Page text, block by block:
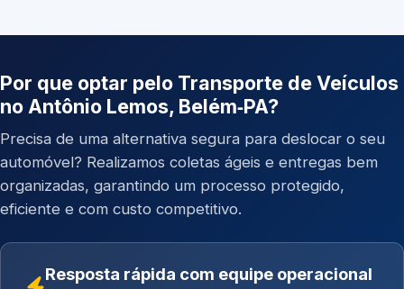
Por que optar pelo Transporte de Veículos
no Antônio Lemos, Belém‑PA?
Precisa de uma alternativa segura para deslocar o seu
automóvel? Realizamos coletas ágeis e entregas bem
organizadas, garantindo um processo protegido,
eficiente e com custo competitivo.
Resposta rápida com equipe operacional